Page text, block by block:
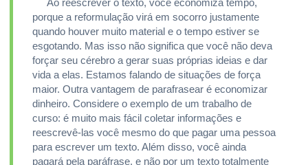
Ao reescrever o texto, você economiza tempo,
porque a reformulação virá em socorro justamente
quando houver muito material e o tempo estiver se
esgotando. Mas isso não significa que você não deva
forçar seu cérebro a gerar suas próprias ideias e dar
vida a elas. Estamos falando de situações de força
maior. Outra vantagem de parafrasear é economizar
dinheiro. Considere o exemplo de um trabalho de
curso: é muito mais fácil coletar informações e
reescrevê-las você mesmo do que pagar uma pessoa
para escrever um texto. Além disso, você ainda
pagará pela paráfrase, e não por um texto totalmente